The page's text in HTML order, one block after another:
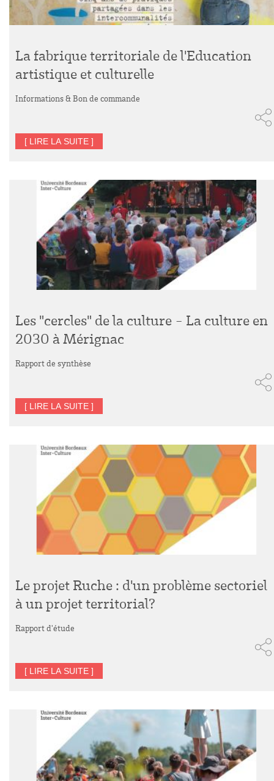
La fabrique territoriale de l'Education
artistique et culturelle
Informations & Bon de commande
[ LIRE LA SUITE ]
Les "cercles" de la culture - La culture en
2030 à Mérignac
Rapport de synthèse
[ LIRE LA SUITE ]
Le projet Ruche : d'un problème sectoriel
à un projet territorial?
Rapport d'étude
[ LIRE LA SUITE ]